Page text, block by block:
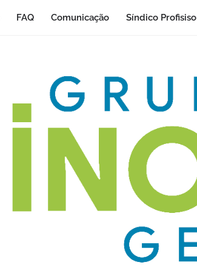
FAQ Comunicação Síndico